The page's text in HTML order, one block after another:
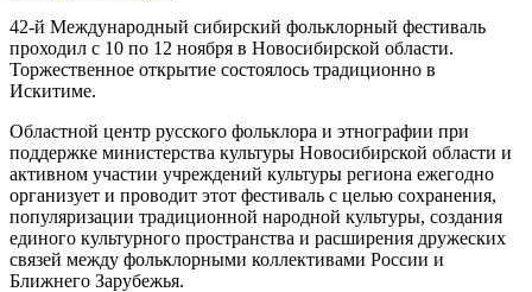
42-й Международный сибирский фольклорный фестиваль
проходил с 10 по 12 ноября в Новосибирской области.
Торжественное открытие состоялось традиционно в
Искитиме.
Областной центр русского фольклора и этнографии при
поддержке министерства культуры Новосибирской области и
активном участии учреждений культуры региона ежегодно
организует и проводит этот фестиваль с целью сохранения,
популяризации традиционной народной культуры, создания
единого культурного пространства и расширения дружеских
связей между фольклорными коллективами России и
Ближнего Зарубежья.